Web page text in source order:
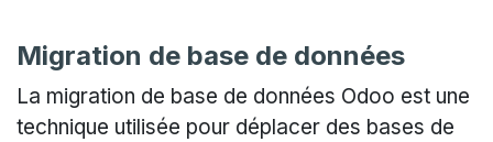
Migration de base de données
La migration de base de données Odoo est une
technique utilisée pour déplacer des bases de